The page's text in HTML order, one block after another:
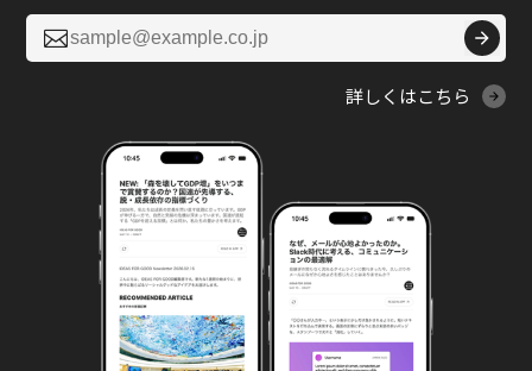

詳しくはこちら